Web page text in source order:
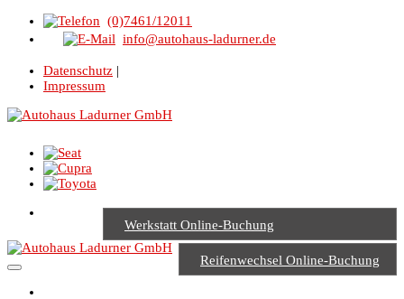
(0)7461/12011
info@autohaus-ladurner.de
Datenschutz |
Impressum
Werkstatt Online-Buchung
Reifenwechsel Online-Buchung